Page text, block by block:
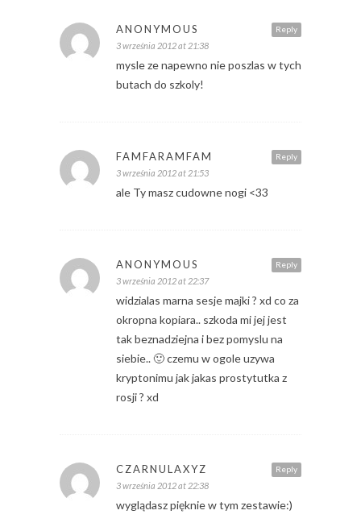
Reply
ANONYMOUS
3 września 2012 at 21:38
mysle ze napewno nie poszlas w tych
butach do szkoly!
Reply
FAMFARAMFAM
3 września 2012 at 21:53
ale Ty masz cudowne nogi <33
Reply
ANONYMOUS
3 września 2012 at 22:37
widzialas marna sesje majki ? xd co za
okropna kopiara.. szkoda mi jej jest
tak beznadziejna i bez pomyslu na
siebie.. 🙂 czemu w ogole uzywa
kryptonimu jak jakas prostytutka z
rosji ? xd
Reply
CZARNULAXYZ
3 września 2012 at 22:38
wyglądasz pięknie w tym zestawie:)